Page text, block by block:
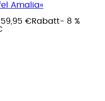
Amalia«
59,95 €Rabatt- 8 %